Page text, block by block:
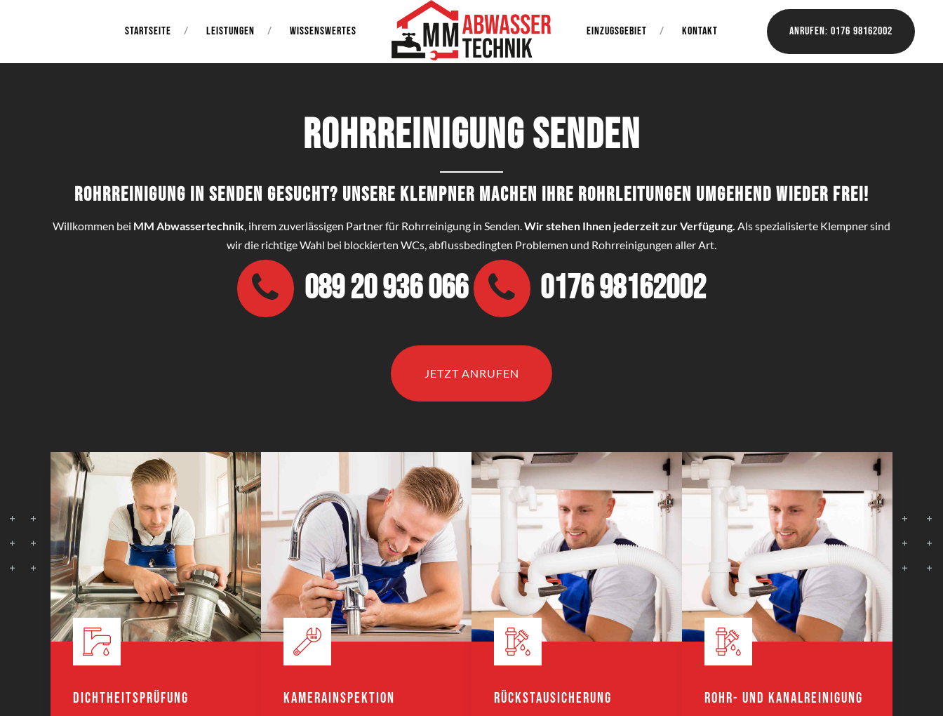
Anrufen: 0176 98162002
STARTSEITE LEISTUNGEN WISSENSWERTES EINZUGSGEBIET KONTAKT
Rohrreinigung Senden
Rohrreinigung in Senden gesucht? Unsere Klempner machen Ihre Rohrleitungen umgehend wieder frei!
Willkommen bei MM Abwassertechnik, ihrem zuverlässigen Partner für Rohrreinigung in Senden.Wir stehen Ihnen jederzeit zur Verfügung. Als spezialisierte Klempner sind
wir die richtige Wahl bei blockierten WCs, abflussbedingten Problemen und Rohrreinigungen aller Art.
089 20 936 066 0176 98162002
JETZT ANRUFEN
Dichtheitsprüfung Kamerainspektion Rückstausicherung Rohr- und Kanalreinigung